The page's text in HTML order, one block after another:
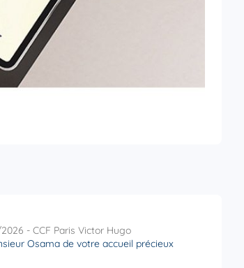
- CCF Paris Victor Hugo
Osama de votre accueil précieux